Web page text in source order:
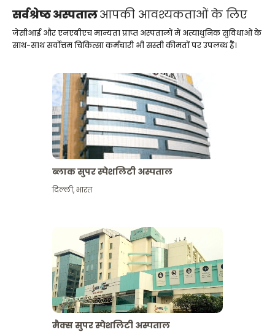
सर्वश्रेष्ठ अस्पतालआपकी आवश्यकताओं के लिए
जेसीआई और एनएबीएच मान्यता प्राप्त अस्पतालों में अत्याधुनिक सुविधाओं के
साथ-साथ सर्वोत्तम चिकित्सा कर्मचारी भी सस्ती कीमतों पर उपलब्ध हैं।
ब्लाक सुपर स्पेशलिटी अस्पताल
दिल्ली,भारत
मैक्स सुपर स्पेशलिटी अस्पताल